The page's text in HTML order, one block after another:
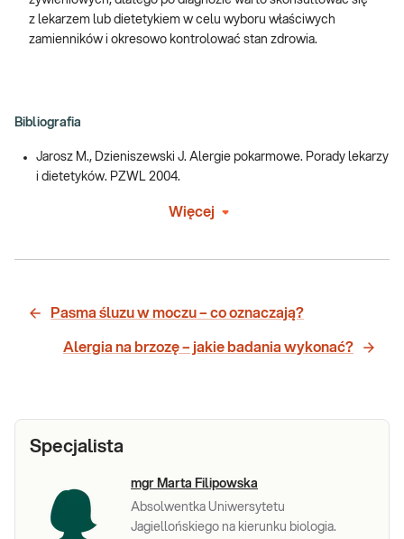
z lekarzem lub dietetykiem w celu wyboru właściwych
zamienników i okresowo kontrolować stan zdrowia.
Bibliografia
Jarosz M., Dzieniszewski J. Alergie pokarmowe. Porady lekarzy
i dietetyków. PZWL 2004.
Więcej
Pasma śluzu w moczu – co oznaczają?
Alergia na brzozę – jakie badania wykonać?
Specjalista
mgr Marta Filipowska
Absolwentka Uniwersytetu
Jagiellońskiego na kierunku biologia.